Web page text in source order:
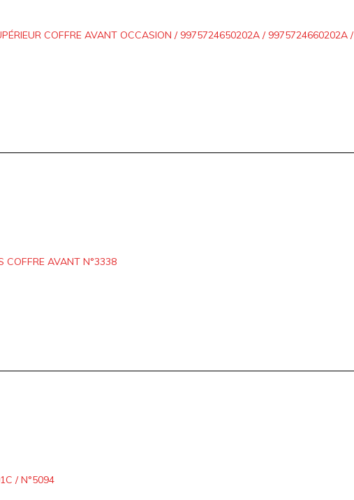
COFFRE AVANT OCCASION / 9975724650202A / 9975724660202A /
COFFRE AVANT N°3338
/ N°5094